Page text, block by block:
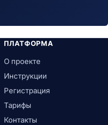
ПЛАТФОРМА
О проекте
Инструкции
Регистрация
Тарифы
Контакты